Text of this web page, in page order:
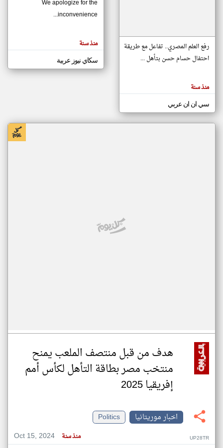
مصادر الأخبار من موريتانيا
اخبار موريتانيا على مدار الساعة
أهم اخبار موريتانيا العاجلة والمباشرة
المقالات
الموجوده
هنا عن
رفع العلم المصري.. تفاعل مع طريقة
احتفال حسام حسن بتأهل ...
منذ سنة
سي ان ان عربي
We apologize for the
inconvenience...
منذ سنة
سكاي نيوز عربية
هدف من قبل منتصف الملعب يمنح
منتخب مصر بطاقة التأهل لكأس أمم
إفريقيا 2025
اخبار موريتانيا
Politics
Oct 15, 2024
منذ سنة UP28TR
klyoum.com